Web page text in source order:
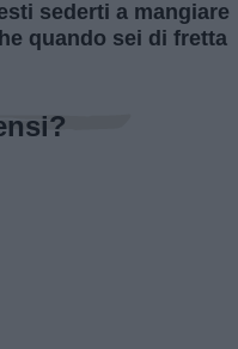
sederti a mangiare
quando sei di fretta